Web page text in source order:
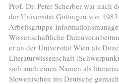
Probeheft
Nachbestellen
Abonnieren
Kontakt
Prof. Dr. Peter Scherber war nach
der Universität Göttingen von
Arbeitsgruppe
Wissenschaftliche
er an der Universität Wien als
Literaturwissenschaft
sich auch einen Namen als
Slowenischen ins Deutsche